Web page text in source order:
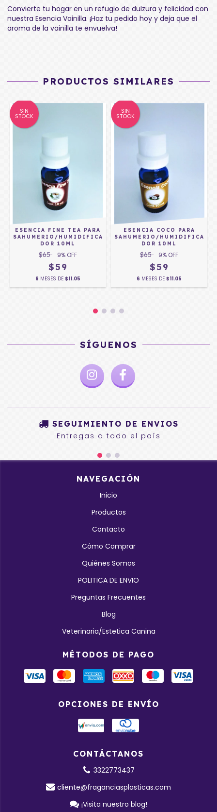
Convierte tu hogar en un refugio de dulzura y felicidad con
nuestra Esencia Vainilla. ¡Haz tu pedido hoy y deja que el
aroma de la vainilla te envuelva!
PRODUCTOS SIMILARES
SIN
STOCK
ESENCIA FINE TEA PARA
SAHUMERIO/HUMIDIFICA
DOR 10ML
$65 9% OFF
$59
6 MESES DE $11.05
SIN
STOCK
ESENCIA COCO PARA
SAHUMERIO/HUMIDIFICA
DOR 10ML
$65 9% OFF
$59
6 MESES DE $11.05
SÍGUENOS
SEGUIMIENTO DE ENVIOS
Entregas a todo el país
NAVEGACIÓN
Inicio
Productos
Contacto
Cómo Comprar
Quiénes Somos
POLITICA DE ENVIO
Preguntas Frecuentes
Blog
Veterinaria/Estetica Canina
MÉTODOS DE PAGO
OPCIONES DE ENVÍO
CONTÁCTANOS
3322773437
cliente@fraganciasplasticas.com
¡Visita nuestro blog!